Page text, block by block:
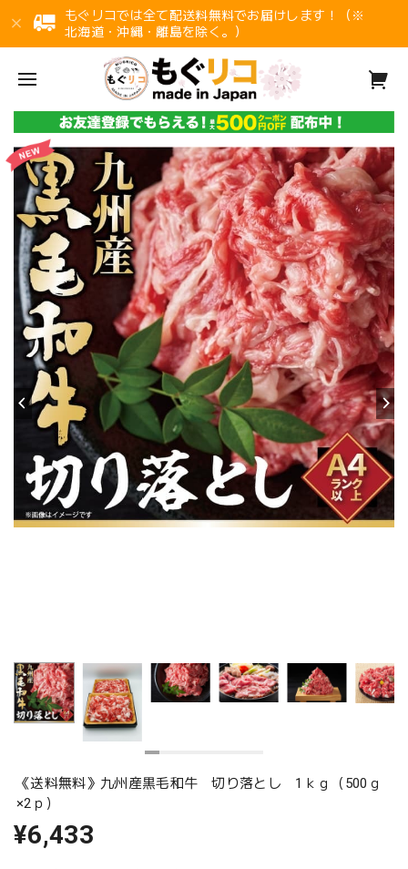
もぐリコでは全て配送料無料でお届けします！（※
北海道・沖縄・離島を除く。）
《送料無料》九州産黒毛和牛 切り落とし 1ｋｇ（500ｇ
×2ｐ）
¥6,433